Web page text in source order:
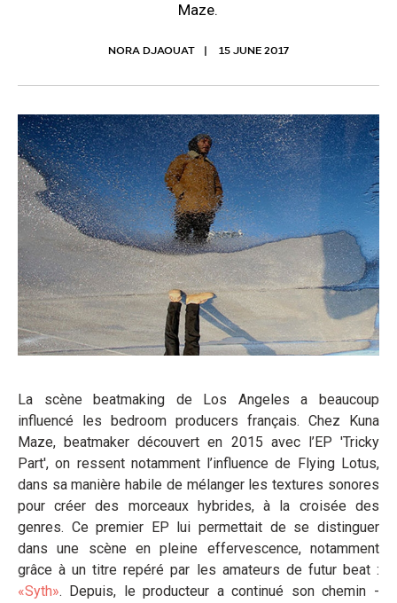
Maze.
NORA DJAOUAT 15 JUNE 2017
La scène beatmaking de Los Angeles a beaucoup
influencé les bedroom producers français. Chez Kuna
Maze, beatmaker découvert en 2015 avec l’EP 'Tricky
Part', on ressent notamment l’influence de Flying Lotus,
dans sa manière habile de mélanger les textures sonores
pour créer des morceaux hybrides, à la croisée des
genres. Ce premier EP lui permettait de se distinguer
dans une scène en pleine effervescence, notamment
grâce à un titre repéré par les amateurs de futur beat :
«Syth». Depuis, le producteur a continué son chemin -